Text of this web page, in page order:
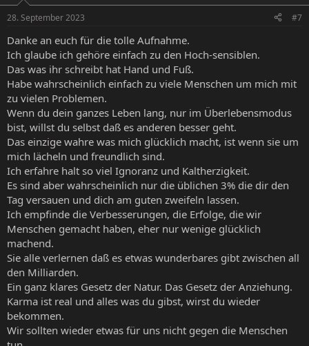
28. September 2023 #7
Danke an euch für die tolle Aufnahme.
Ich glaube ich gehöre einfach zu den Hoch-sensiblen.
Das was ihr schreibt hat Hand und Fuß.
Habe wahrscheinlich einfach zu viele Menschen um mich mit
zu vielen Problemen.
Wenn du dein ganzes Leben lang, nur im Überlebensmodus
bist, willst du selbst daß es anderen besser geht.
Das einzige wahre was mich glücklich macht, ist wenn sie um
mich lächeln und freundlich sind.
Ich erfahre halt so viel Ignoranz und Kaltherzigkeit.
Es sind aber wahrscheinlich nur die üblichen 3% die dir den
Tag versauen und dich am guten zweifeln lassen.
Ich empfinde die Verbesserungen, die Erfolge, die wir
Menschen gemacht haben, eher nur wenige glücklich
machend.
Sie alle verlernen daß es etwas wunderbares gibt zwischen all
den Milliarden.
Ein ganz klares Gesetz der Natur. Das Gesetz der Anziehung.
Karma ist real und alles was du gibst, wirst du wieder
bekommen.
Wir sollten wieder etwas für uns nicht gegen die Menschen